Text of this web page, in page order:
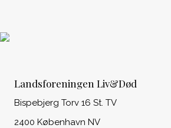
Landsforeningen Liv&Død
Bispebjerg Torv 16 St. TV
2400 København NV